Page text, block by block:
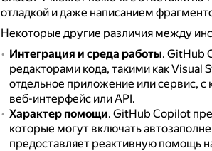
отладкой и даже написанием
Некоторые другие различия между
Интеграция и среда работы. GitHub
редакторами кода, такими как Visual
отдельное приложение или сервис,
веб-интерфейс или API.
Характер помощи. GitHub Copilot
которые могут включать
предоставляет реактивную помощь